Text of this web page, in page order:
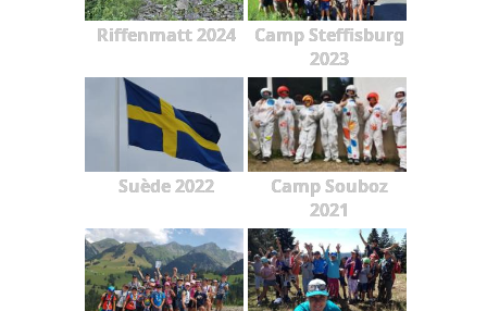
Riffenmatt 2024
Camp Steffisburg
2023
Suède 2022
Camp Souboz
2021